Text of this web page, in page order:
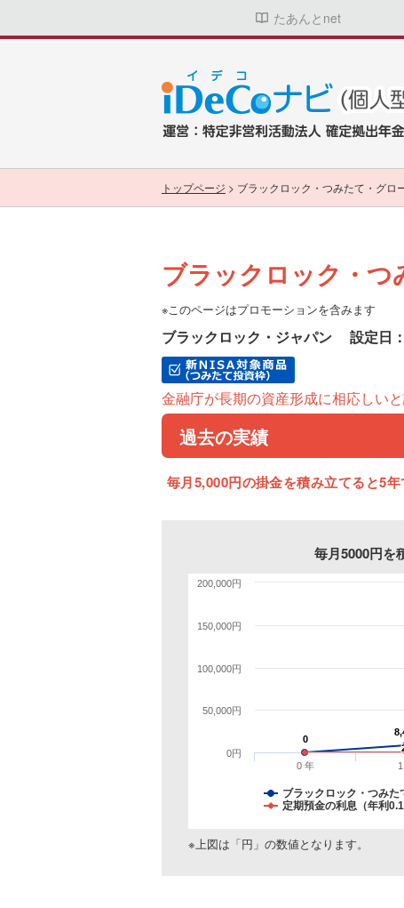
たあんとnet
トップページ > ブラックロック・つみたて・グロ
ブラックロック・
※このページはプロモーションを含みます
ブラックロック・ジャパン 設定日
金融庁が長期の資産形成に相応しい
過去の実績
毎月5,000円の掛金を積み立てると5
毎月5000円を
0
0
ブラックロック・つみ
定期預金の利息（年利
0 年
0円
50,000円
100,000円
150,000円
200,000円
※上図は「円」の数値となります。